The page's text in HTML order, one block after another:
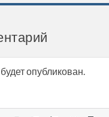
опубликован.